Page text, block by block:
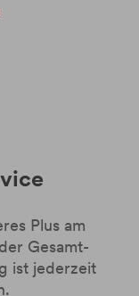
Plus am
Gesamt-
ist jederzeit